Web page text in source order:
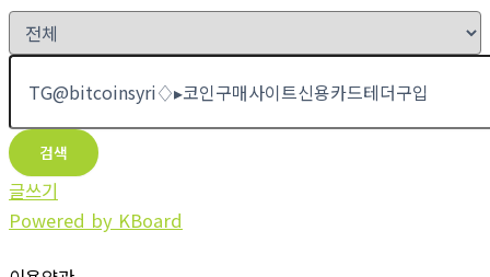
검색
글쓰기
Powered by KBoard